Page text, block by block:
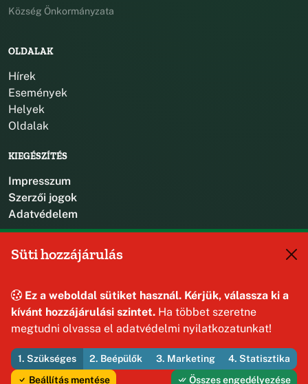
Község Önkormányzata
OLDALAK
Hírek
Események
Helyek
Oldalak
KIEGÉSZÍTÉS
Impresszum
Szerzői jogok
Adatvédelem
8192 Hajmáskér, Kossuth Lajos u. 31.
© 2026 Hajmáskér Község Önkormányzata — Minden jog
fenntartva
Süti hozzájárulás
Ez a weboldal sütiket használ. Kérjük, válassza ki a
kívánt hozzájárulási szintet. Ha többet szeretne
megtudni olvassa el adatvédelmi nyilatkozatunkat!
1. Szükséges 2. Beépülők 3. Marketing
4. Statisztika
Beállítás mentése
Összes engedélyezése